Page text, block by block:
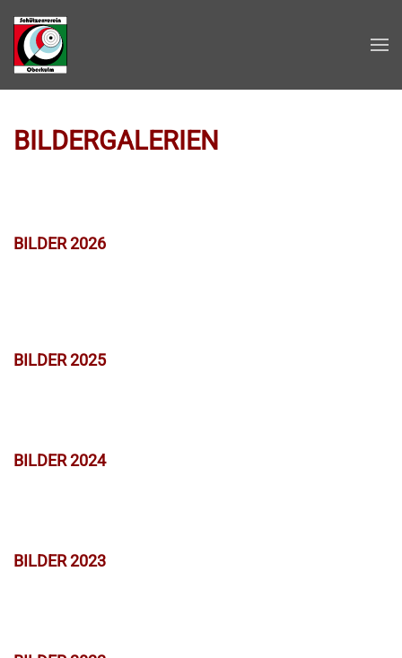
Zum Hauptinhalt springen
BILDERGALERIEN
BILDER 2026
BILDER 2025
BILDER 2024
BILDER 2023